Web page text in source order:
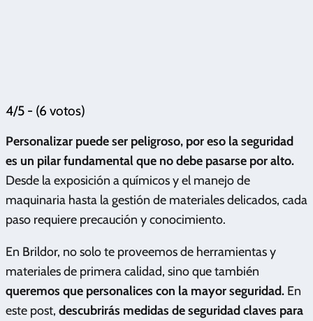
4/5 - (6 votos)
Personalizar puede ser peligroso, por eso la seguridad
es un pilar fundamental que no debe pasarse por alto.
Desde la exposición a químicos y el manejo de
maquinaria hasta la gestión de materiales delicados, cada
paso requiere precaución y conocimiento.
En Brildor, no solo te proveemos de herramientas y
materiales de primera calidad, sino que también
queremos que personalices con la mayor seguridad. En
este post, descubrirás medidas de seguridad claves para